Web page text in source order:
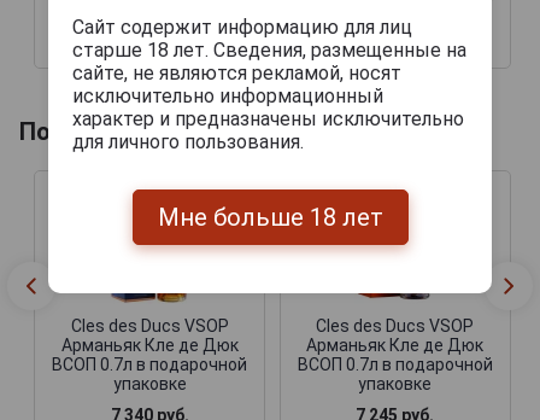
9 194 руб.
11 878 руб.
Похожие напитки по году производства
Cles des Ducs VSOP
Арманьяк Кле де Дюк
ВСОП 0.7л в подарочной
упаковке
7 340 руб.
Cles des Ducs VSOP
Арманьяк Кле де Дюк
ВСОП 0.7л в подарочной
упаковке
7 245 руб.
Сайт содержит информацию для лиц
старше 18 лет. Сведения, размещенные на
сайте, не являются рекламой, носят
исключительно информационный
характер и предназначены исключительно
для личного пользования.
Мне больше 18 лет